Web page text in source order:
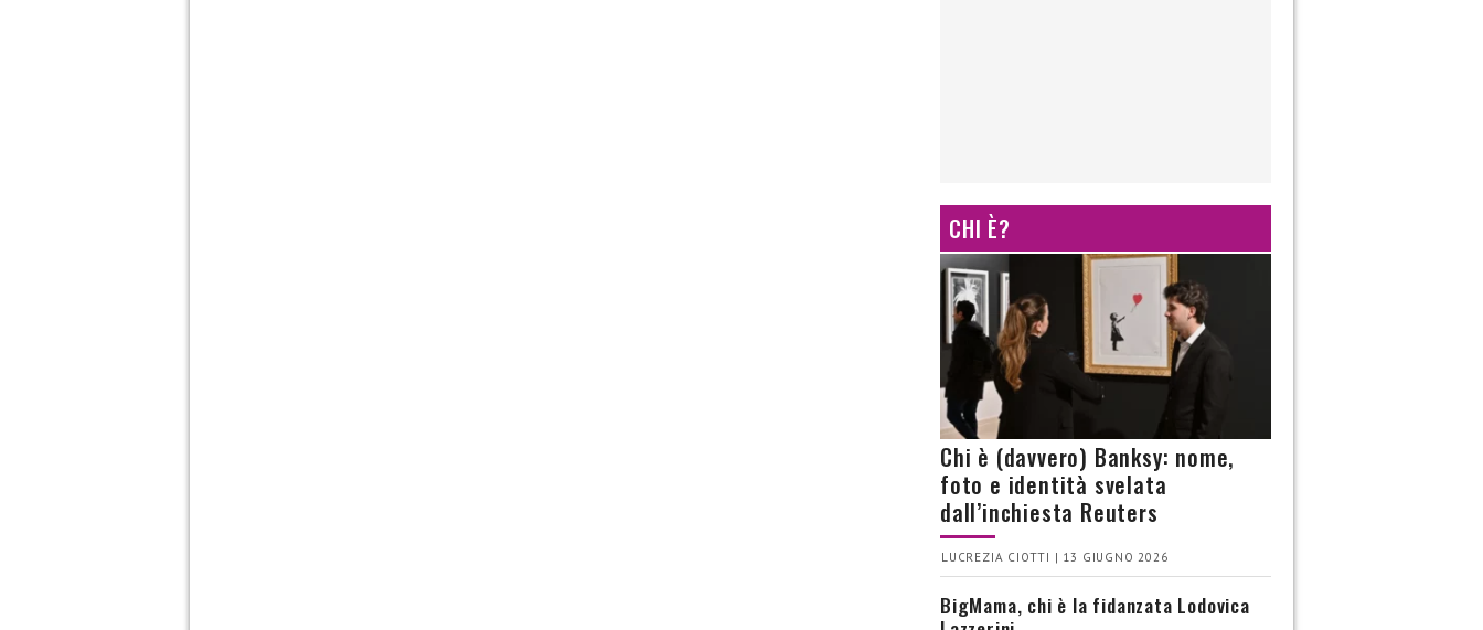
CHI È?
Chi è (davvero) Banksy: nome,
foto e identità svelata
dall’inchiesta Reuters
LUCREZIA CIOTTI | 13 GIUGNO 2026
BigMama, chi è la fidanzata Lodovica